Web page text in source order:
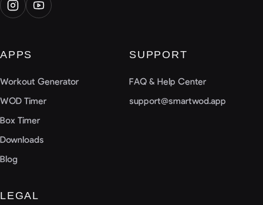
APPS
Workout Generator
WOD Timer
Box Timer
Downloads
Blog
SUPPORT
FAQ & Help Center
support@smartwod.app
LEGAL